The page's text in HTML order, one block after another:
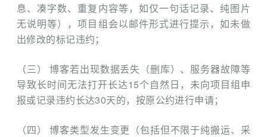
息、凑字数、重复内容等，如仅一句话记录、纯图片
无说明等），项目组会以邮件形式进行提示，如未做
出修改的标记违约；
（三） 博客若出现数据丢失（删库）、服务器故障等
导致长时间无法打开长达15个自然日，未向项目组申
报或记录违约长达30天的，按原公约进行申请；
（四） 博客类型发生变更（包括但不限于纯搬运、采